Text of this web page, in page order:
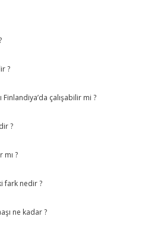
?
çalışabilir mi ?
?
mı ?
fark nedir ?
ne kadar ?